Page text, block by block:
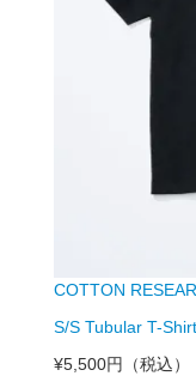
COTTON
S/S Tubular T-
¥5,500円
（税込）